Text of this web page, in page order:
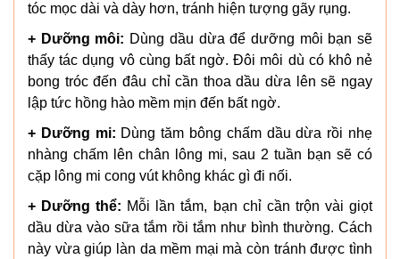
tóc mọc dài và dày hơn, tránh hiện tượng gãy rụng.
+ Dưỡng môi: Dùng dầu dừa để dưỡng môi bạn sẽ
thấy tác dụng vô cùng bất ngờ. Đôi môi dù có khô nẻ
bong tróc đến đâu chỉ cần thoa dầu dừa lên sẽ ngay
lập tức hồng hào mềm mịn đến bất ngờ.
+ Dưỡng mi: Dùng tăm bông chấm dầu dừa rồi nhẹ
nhàng chấm lên chân lông mi, sau 2 tuần bạn sẽ có
cặp lông mi cong vút không khác gì đi nối.
+ Dưỡng thể: Mỗi lần tắm, bạn chỉ cần trộn vài giọt
dầu dừa vào sữa tắm rồi tắm như bình thường. Cách
này vừa giúp làn da mềm mại mà còn tránh được tình